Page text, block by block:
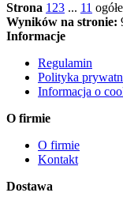
Strona 1 23 ... 11
Wyników na stronie:
Informacje
Regulamin
Polityka
Informacja o
O firmie
O firmie
Kontakt
Dostawa